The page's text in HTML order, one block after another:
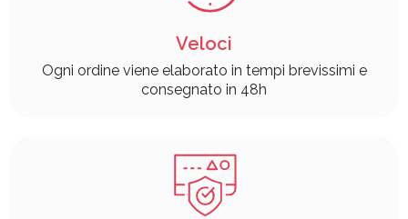
Veloci
Ogni ordine viene elaborato in tempi brevissimi e
consegnato in 48h